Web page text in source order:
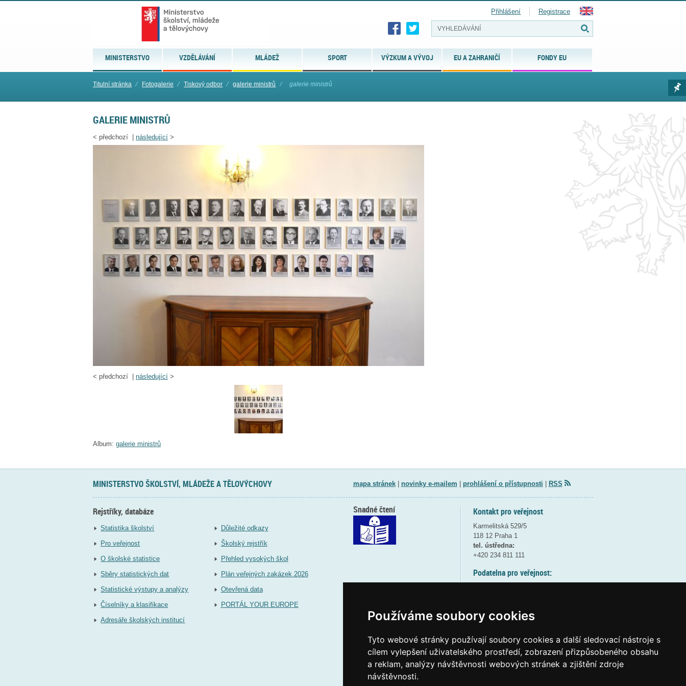
Používáme soubory cookies
Tyto webové stránky používají soubory cookies a další sledovací nástroje s
cílem vylepšení uživatelského prostředí, zobrazení přizpůsobeného obsahu
a reklam, analýzy návštěvnosti webových stránek a zjištění zdroje
návštěvnosti.
MINISTERSTVO VZDĚLÁVÁNÍ MLÁDEŽ SPORT VÝZKUM A VÝVOJ EU A ZAHRANIČÍ FONDY EU
Přihlášení Registrace
Titulní stránka ⁄ Fotogalerie ⁄ Tiskový odbor ⁄ galerie ministrů ⁄ galerie ministrů
GALERIE MINISTRŮ
< předchozí | následující >
< předchozí | následující >
Album: galerie ministrů
MINISTERSTVO ŠKOLSTVÍ, MLÁDEŽE A TĚLOVÝCHOVY mapa stránek| novinky e-mailem prohlášení o přístupnosti RSS
Rejstříky, databáze
Statistika školství
Pro veřejnost
O školské statistice
Sběry statistických dat
Statistické výstupy a analýzy
Číselníky a klasifikace
Adresáře školských institucí
Důležité odkazy
Školský rejstřík
Přehled vysokých škol
Plán veřejných zakázek 2026
Otevřená data
PORTÁL YOUR EUROPE
Kontakt pro veřejnost
Karmelitská 529/5
118 12 Praha 1
tel. ústředna:
+420 234 811 111
Podatelna pro veřejnost:
(více informací
Elektronická podatelna:
posta@msmtgov cz
Snadné čtení